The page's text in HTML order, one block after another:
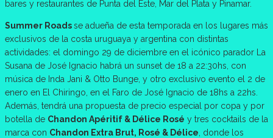
bares y restaurantes de Punta del Este, Mar del Plata y Pinamar.
Summer Roadsse adueña de esta temporada en los lugares más
exclusivos de la costa uruguaya y argentina con distintas
actividades: el domingo 29 de diciembre en el icónico parador La
Susana de José Ignacio habrá un sunset de 18 a 22:30hs, con
música de Inda Jani & Otto Bunge, y otro exclusivo evento el 2 de
enero en El Chiringo, en el Faro de José Ignacio de 18hs a 22hs.
Además, tendrá una propuesta de precio especial por copa y por
botella de Chandon Apéritif & Délice Rosé y tres cocktails de la
marca con Chandon Extra Brut, Rosé & Délice, donde los